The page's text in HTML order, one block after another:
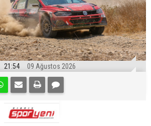
21:54 09 Ağustos 2026